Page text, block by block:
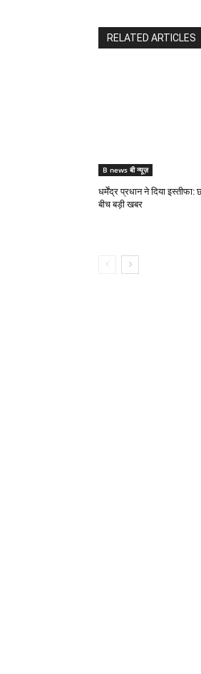
RELATED ARTICLES
B news बी न्यूज़
धर्मेंद्र प्रधान ने दिया
बीच बड़ी खबर